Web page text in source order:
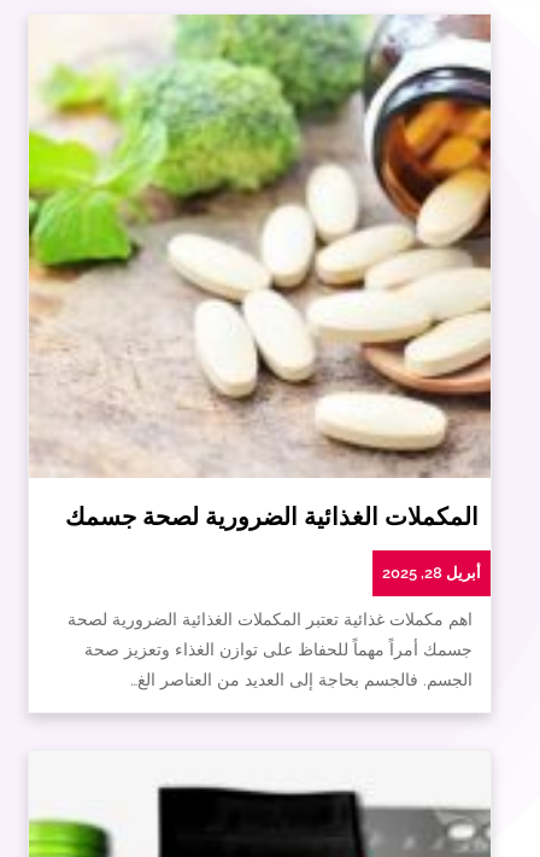
المكملات الغذائية الضرورية لصحة جسمك
أبريل 28, 2025
اهم مكملات غذائية تعتبر المكملات الغذائية الضرورية لصحة
جسمك أمراً مهماً للحفاظ على توازن الغذاء وتعزيز صحة
الجسم. فالجسم بحاجة إلى العديد من العناصر الغ…